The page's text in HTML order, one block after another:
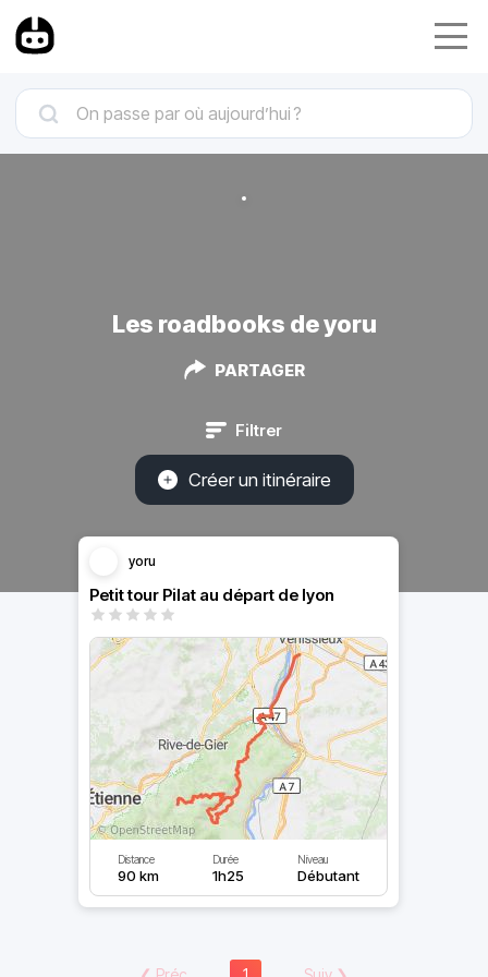
Les roadbooks de yoru
PARTAGER
Filtrer
Créer un itinéraire
yoru
Petit tour Pilat au départ de lyon
Distance
90 km
Durée
1h25
Niveau
Débutant